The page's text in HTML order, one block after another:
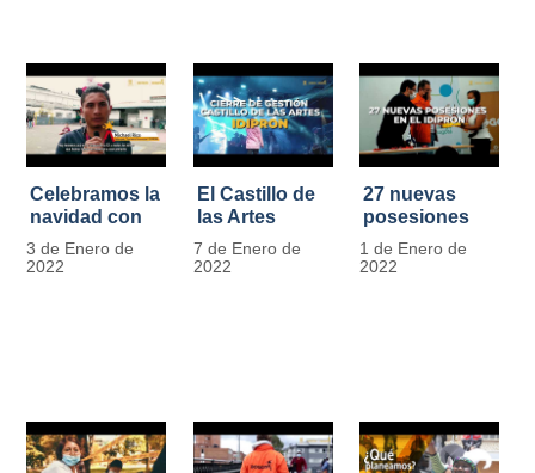
Celebramos la
navidad con
los Niños y
Niñas de los
3 de Enero de
2022
El Castillo de
las Artes
celebra su
primer año
7 de Enero de
2022
27 nuevas
posesiones
en el IDIPRON
1 de Enero de
2022